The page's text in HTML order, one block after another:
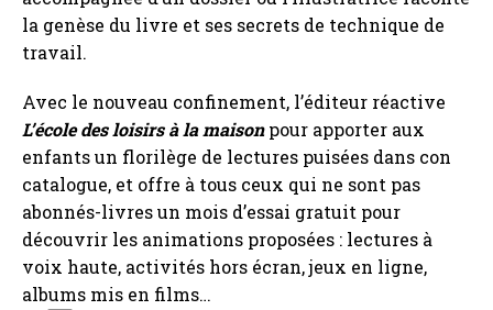
la genèse du livre et ses secrets de technique de
travail.
Avec le nouveau confinement, l’éditeur réactive
L’école des loisirs à la maisonpour apporter aux
enfants un florilège de lectures puisées dans con
catalogue, et offre à tous ceux qui ne sont pas
abonnés-livres un mois d’essai gratuit pour
découvrir les animations proposées : lectures à
voix haute, activités hors écran, jeux en ligne,
albums mis en films…